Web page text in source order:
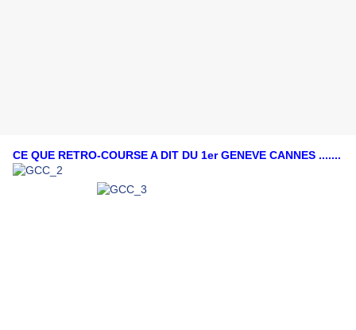
CE QUE RETRO-COURSE A DIT DU 1er GENEVE CANNES .......